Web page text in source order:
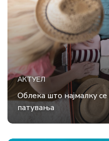
АКТУЕЛ
Облека што најмалку
патувања